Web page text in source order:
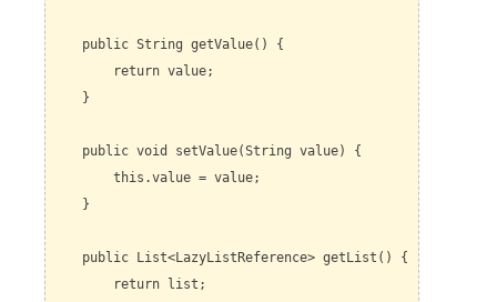
public String getValue() {
return value;
}
public void setValue(String value) {
this.value = value;
}
public List<LazyListReference> getList() {
return list;